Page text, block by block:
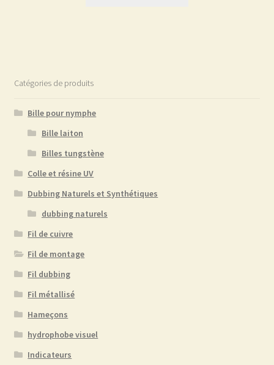
Catégories de produits
Bille pour nymphe
Bille laiton
Billes tungstène
Colle et résine UV
Dubbing Naturels et Synthétiques
dubbing naturels
Fil de cuivre
Fil de montage
Fil dubbing
Fil métallisé
Hameçons
hydrophobe visuel
Indicateurs